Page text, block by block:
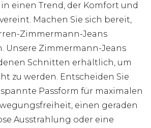
einen Trend, der Komfort und
Machen Sie sich bereit,
Zimmermann-Jeans
Unsere Zimmermann-Jeans
Schnitten erhältlich, um
zu werden. Entscheiden Sie
Passform für maximalen
einen geraden
Ausstrahlung oder eine